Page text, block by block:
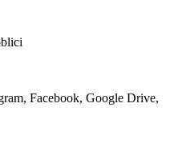
Facebook, Google Drive,